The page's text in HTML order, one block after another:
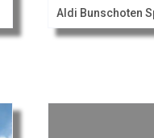
Aldi Bunschoten